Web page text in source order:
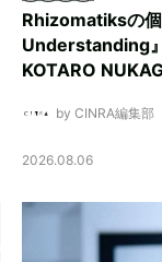
Rhizomatiksの
Understanding
KOTARO
by CINRA編集部
2026.08.06